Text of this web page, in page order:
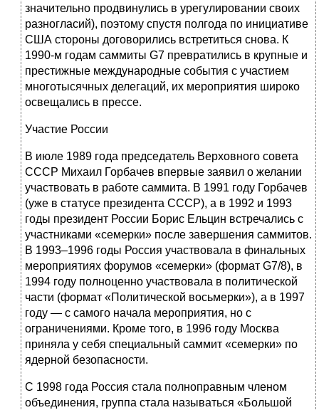
значительно продвинулись в урегулировании своих
разногласий), поэтому спустя полгода по инициативе
США стороны договорились встретиться снова. К
1990-м годам саммиты G7 превратились в крупные и
престижные международные события с участием
многотысячных делегаций, их мероприятия широко
освещались в прессе.
Участие России
В июле 1989 года председатель Верховного совета
СССР Михаил Горбачев впервые заявил о желании
участвовать в работе саммита. В 1991 году Горбачев
(уже в статусе президента СССР), а в 1992 и 1993
годы президент России Борис Ельцин встречались с
участниками «семерки» после завершения саммитов.
В 1993–1996 годы Россия участвовала в финальных
мероприятиях форумов «семерки» (формат G7/8), в
1994 году полноценно участвовала в политической
части (формат «Политической восьмерки»), а в 1997
году — с самого начала мероприятия, но с
ограничениями. Кроме того, в 1996 году Москва
приняла у себя специальный саммит «семерки» по
ядерной безопасности.
С 1998 года Россия стала полноправным членом
объединения, группа стала называться «Большой